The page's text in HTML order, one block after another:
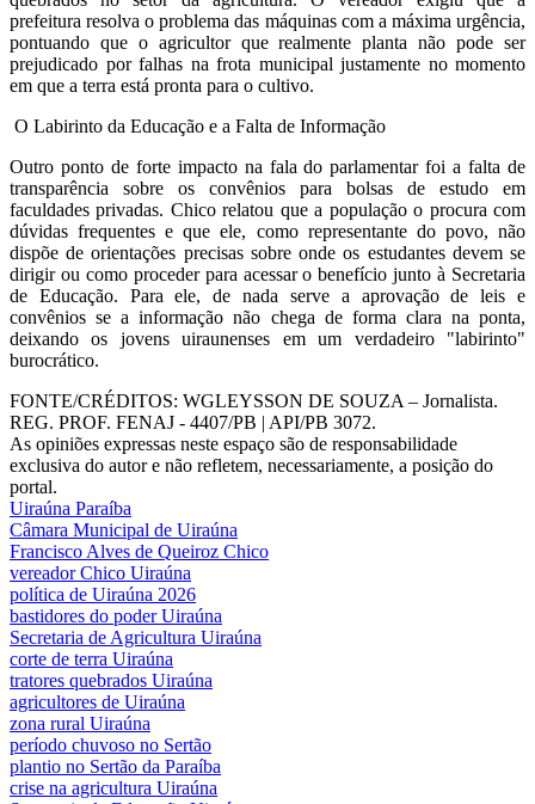
prefeitura resolva o problema das máquinas com a máxima urgência,
pontuando que o agricultor que realmente planta não pode ser
prejudicado por falhas na frota municipal justamente no momento
em que a terra está pronta para o cultivo.
O Labirinto da Educação e a Falta de Informação
Outro ponto de forte impacto na fala do parlamentar foi a falta de
transparência sobre os convênios para bolsas de estudo em
faculdades privadas. Chico relatou que a população o procura com
dúvidas frequentes e que ele, como representante do povo, não
dispõe de orientações precisas sobre onde os estudantes devem se
dirigir ou como proceder para acessar o benefício junto à Secretaria
de Educação. Para ele, de nada serve a aprovação de leis e
convênios se a informação não chega de forma clara na ponta,
deixando os jovens uiraunenses em um verdadeiro "labirinto"
burocrático.
FONTE/CRÉDITOS: WGLEYSSON DE SOUZA – Jornalista.
REG. PROF. FENAJ - 4407/PB | API/PB 3072.
As opiniões expressas neste espaço são de responsabilidade
exclusiva do autor e não refletem, necessariamente, a posição do
portal.
Uiraúna Paraíba
Câmara Municipal de Uiraúna
Francisco Alves de Queiroz Chico
vereador Chico Uiraúna
política de Uiraúna 2026
bastidores do poder Uiraúna
Secretaria de Agricultura Uiraúna
corte de terra Uiraúna
tratores quebrados Uiraúna
agricultores de Uiraúna
zona rural Uiraúna
período chuvoso no Sertão
plantio no Sertão da Paraíba
crise na agricultura Uiraúna